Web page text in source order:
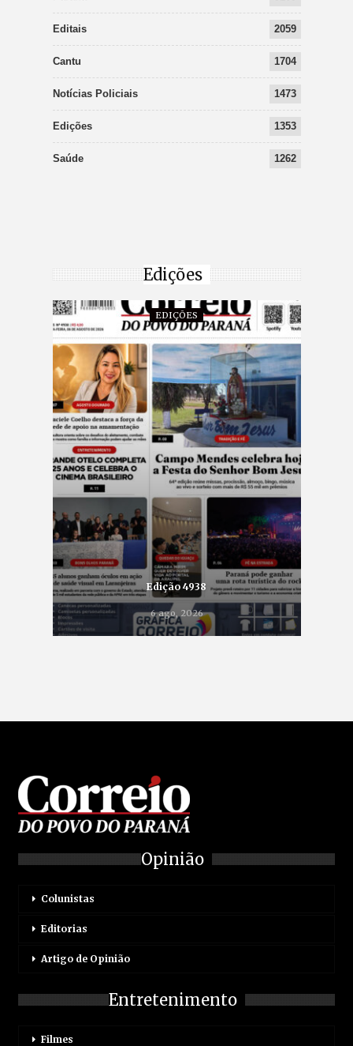
Editais 2059
Cantu 1704
Notícias Policiais 1473
Edições 1353
Saúde 1262
Edições
EDIÇÕES
Edição 4938
6 ago, 2026
Opinião
Colunistas
Editorias
Artigo de Opinião
Entretenimento
Filmes